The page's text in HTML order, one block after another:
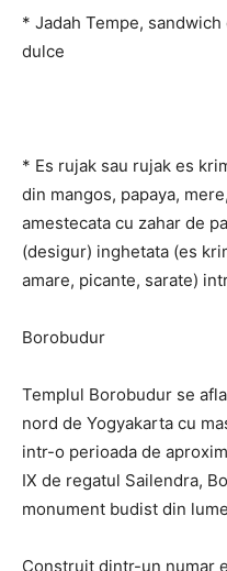
* Jadah Tempe,
dulce
* Es rujak sau rujak es
din mangos, papaya,
amestecata cu zahar de
(desigur) inghetata (es
amare, picante, sarate)
Borobudur
Templul Borobudur se
nord de Yogyakarta cu
intr-o perioada de
IX de regatul Sailendra,
monument budist din
Construit dintr-un numar